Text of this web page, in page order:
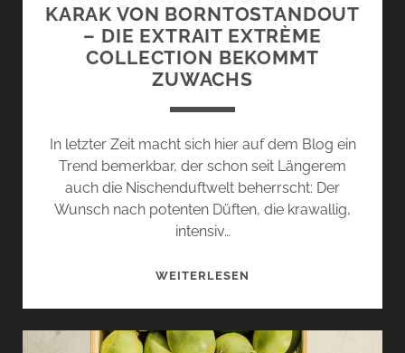
KARAK VON BORNTOSTANDOUT
– DIE EXTRAIT EXTRÈME
COLLECTION BEKOMMT
ZUWACHS
In letzter Zeit macht sich hier auf dem Blog ein
Trend bemerkbar, der schon seit Längerem
auch die Nischenduftwelt beherrscht: Der
Wunsch nach potenten Düften, die krawallig,
intensiv…
WEITERLESEN
BLACK